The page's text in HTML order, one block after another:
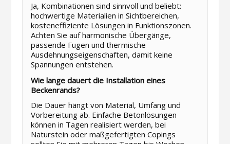
Ja, Kombinationen sind sinnvoll und beliebt:
hochwertige Materialien in Sichtbereichen,
kosteneffiziente Lösungen in Funktionszonen.
Achten Sie auf harmonische Übergänge,
passende Fugen und thermische
Ausdehnungseigenschaften, damit keine
Spannungen entstehen.
Wie lange dauert die Installation eines
Beckenrands?
Die Dauer hängt von Material, Umfang und
Vorbereitung ab. Einfache Betonlösungen
können in Tagen realisiert werden, bei
Naturstein oder maßgefertigten Copings